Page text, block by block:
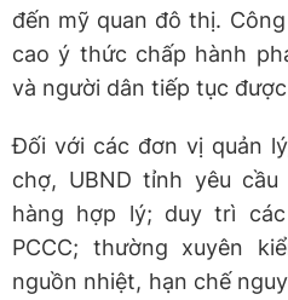
đến mỹ quan đô thị.
cao ý thức chấp hành
và người dân tiếp tục
Đối với các đơn vị quản
chợ, UBND tỉnh yêu
hàng hợp lý; duy trì
PCCC; thường xuyên
nguồn nhiệt, hạn chế